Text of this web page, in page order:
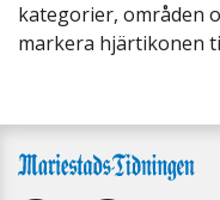
kategorier, områden
markera hjärtikonen